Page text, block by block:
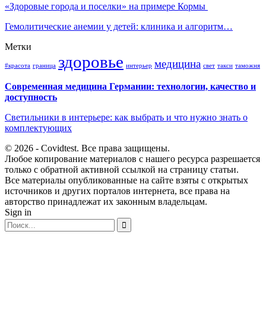
«Здоровые города и поселки» на примере Кормы
Гемолитические анемии у детей: клиника и алгоритм…
Метки
#красота граница здоровье интерьер медицина свет такси таможня
Современная медицина Германии: технологии, качество и
доступность
Светильники в интерьере: как выбрать и что нужно знать о
комплектующих
© 2026 - Covidtest. Все права защищены.
Любое копирование материалов с нашего ресурса разрешается
только с обратной активной ссылкой на страницу статьи.
Все материалы опубликованные на сайте взяты с открытых
источников и других порталов интернета, все права на
авторство принадлежат их законным владельцам.
Sign in